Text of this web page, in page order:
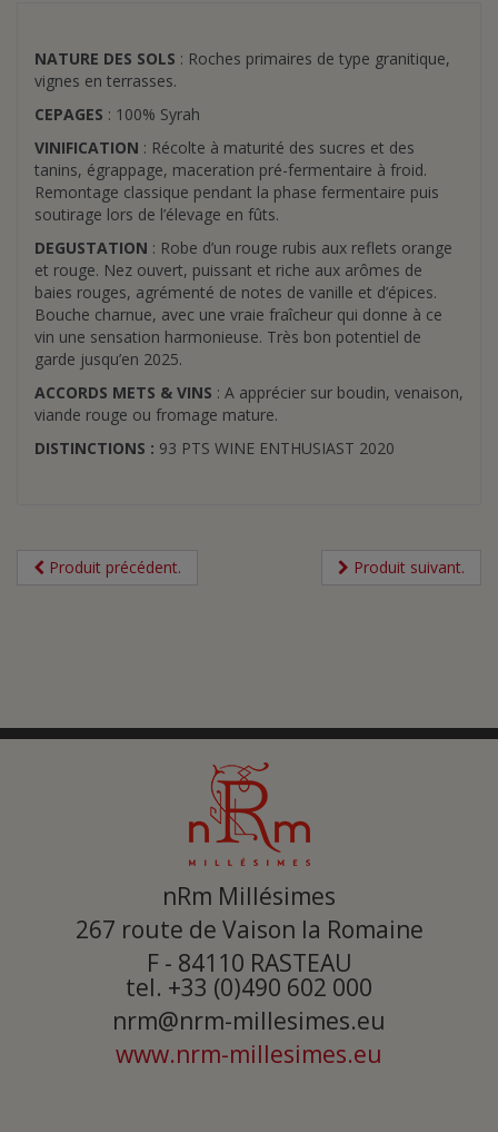
NATURE DES SOLS : Roches primaires de type granitique,
vignes en terrasses.
CEPAGES : 100% Syrah
VINIFICATION : Récolte à maturité des sucres et des
tanins, égrappage, maceration pré-fermentaire à froid.
Remontage classique pendant la phase fermentaire puis
soutirage lors de l’élevage en fûts.
DEGUSTATION : Robe d’un rouge rubis aux reflets orange
et rouge. Nez ouvert, puissant et riche aux arômes de
baies rouges, agrémenté de notes de vanille et d’épices.
Bouche charnue, avec une vraie fraîcheur qui donne à ce
vin une sensation harmonieuse. Très bon potentiel de
garde jusqu’en 2025.
ACCORDS METS & VINS : A apprécier sur boudin, venaison,
viande rouge ou fromage mature.
DISTINCTIONS : 93 PTS WINE ENTHUSIAST 2020
Produit précédent. Produit suivant.
nRm Millésimes
267 route de Vaison la Romaine
F - 84110 RASTEAU
tel. +33 (0)490 602 000
nrm@nrm-millesimes.eu
www.nrm-millesimes.eu